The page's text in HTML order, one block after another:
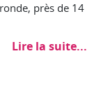
près de 14
Lire la suite...